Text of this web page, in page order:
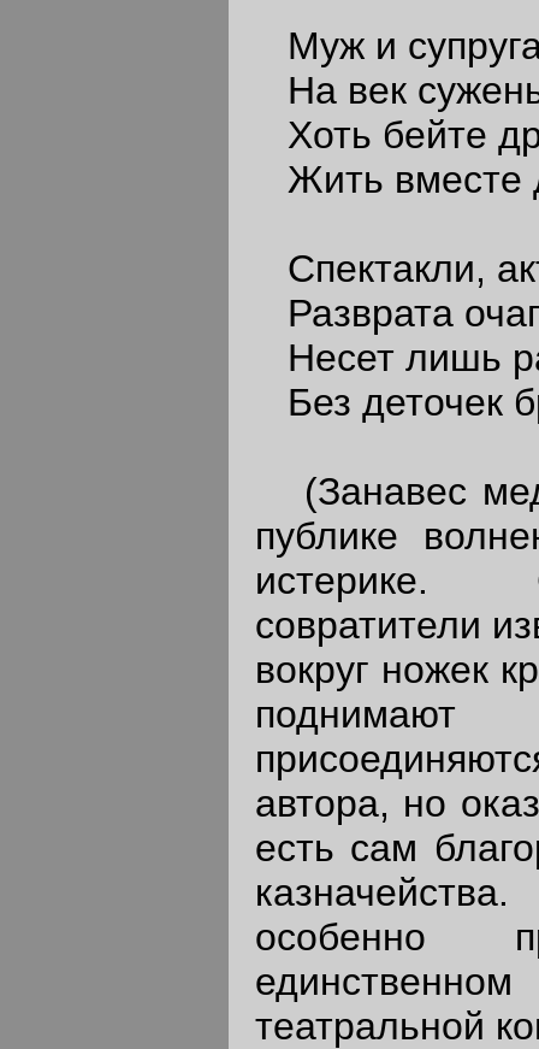
Муж и
На век
Хоть бейте
Жить вместе
Спектакли,
Разврата
Несет лишь
Без деточек
(Занавес
публике
истерике.
совратители
вокруг ножек
автора, но
есть сам
особенно
театральной